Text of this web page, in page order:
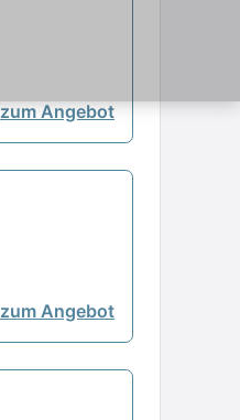
zum Angebot
zum Angebot